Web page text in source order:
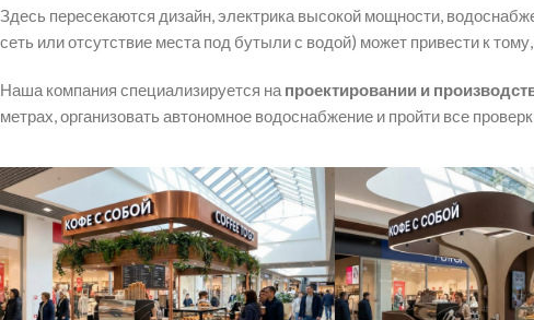
Здесь пересекаются дизайн, электрика высокой мощности,
сеть или отсутствие места под бутыли с водой) может привести к
Наша компания специализируется на проектировании и
метрах, организовать автономное водоснабжение и пройти все